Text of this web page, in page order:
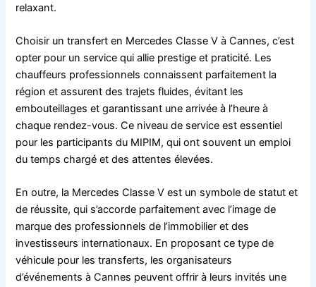
relaxant.
Choisir un transfert en Mercedes Classe V à Cannes, c’est
opter pour un service qui allie prestige et praticité. Les
chauffeurs professionnels connaissent parfaitement la
région et assurent des trajets fluides, évitant les
embouteillages et garantissant une arrivée à l’heure à
chaque rendez-vous. Ce niveau de service est essentiel
pour les participants du MIPIM, qui ont souvent un emploi
du temps chargé et des attentes élevées.
En outre, la Mercedes Classe V est un symbole de statut et
de réussite, qui s’accorde parfaitement avec l’image de
marque des professionnels de l’immobilier et des
investisseurs internationaux. En proposant ce type de
véhicule pour les transferts, les organisateurs
d’événements à Cannes peuvent offrir à leurs invités une